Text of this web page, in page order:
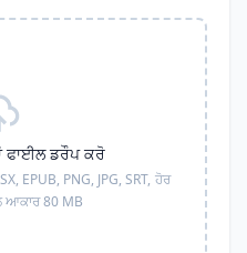
ਫਾਈਲ ਡਰੌਪ ਕਰੋ
EPUB, PNG, JPG, SRT, ਹੋਰ
80 MB